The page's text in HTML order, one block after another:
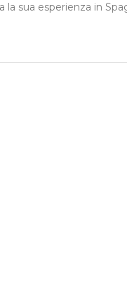
sua esperienza in